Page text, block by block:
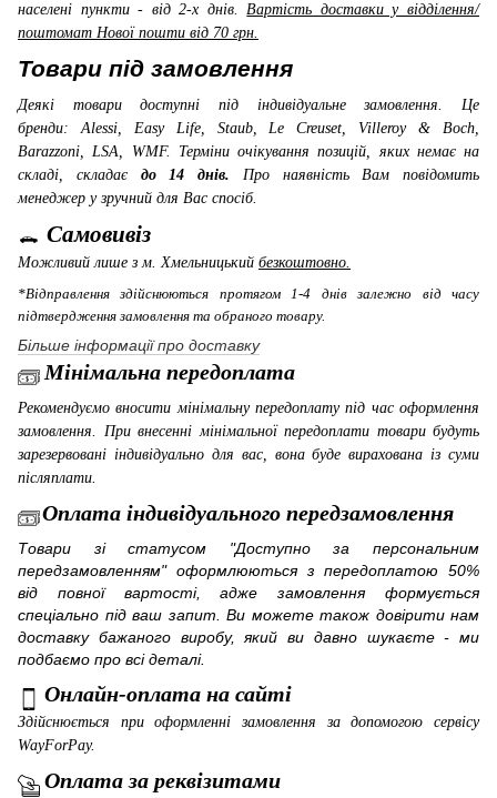
населені пункти - від 2-х днів. Вартість доставки у відділення/
поштомат Нової пошти від 70 грн.
Товари під замовлення
Деякі товари доступні під індивідуальне замовлення. Це
бренди: Alessi, Easy Life, Staub, Le Creuset, Villeroy & Boch,
Barazzoni, LSA, WMF. Терміни очікування позицій, яких немає на
складі, складає до 14 днів. Про наявність Вам повідомить
менеджер у зручний для Вас спосіб.
Самовивіз
Можливий лише з м. Хмельницький безкоштовно.
*Відправлення здійснюються протягом 1-4 днів залежно від часу
підтвердження замовлення та обраного товару.
Більше інформації про доставку
Мінімальна передоплата
Рекомендуємо вносити мінімальну передоплату під час оформлення
замовлення. При внесенні мінімальної передоплати товари будуть
зарезервовані індивідуально для вас, вона буде вирахована із суми
післяплати.
Оплата індивідуального передзамовлення
Товари зі статусом "Доступно за персональним
передзамовленням" оформлюються з передоплатою 50%
від повної вартості, адже замовлення формується
спеціально під ваш запит. Ви можете також довірити нам
доставку бажаного виробу, який ви давно шукаєте - ми
подбаємо про всі деталі.
Онлайн-оплата на сайті
Здійснюється при оформленні замовлення за допомогою сервісу
WayForPay.
Оплата за реквізитами